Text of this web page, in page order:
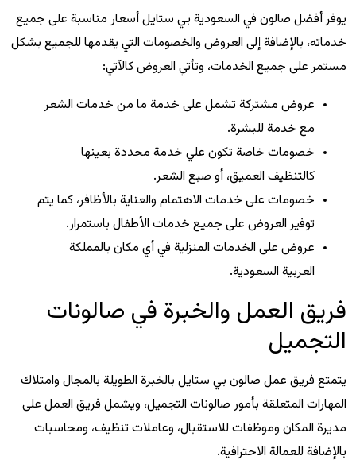
يوفر أفضل صالون في السعودية بي ستايل أسعار مناسبة على جميع
خدماته، بالإضافة إلى العروض والخصومات التي يقدمها للجميع بشكل
مستمر على جميع الخدمات، وتأتي العروض كالآتي:
عروض مشتركة تشمل على خدمة ما من خدمات الشعر
مع خدمة للبشرة.
خصومات خاصة تكون علي خدمة محددة بعينها
كالتنظيف العميق، أو صبغ الشعر.
خصومات على خدمات الاهتمام والعناية بالأظافر، كما يتم
توفير العروض على جميع خدمات الأطفال باستمرار.
عروض على الخدمات المنزلية في أي مكان بالمملكة
العربية السعودية.
فريق العمل والخبرة في صالونات
التجميل
يتمتع فريق عمل صالون بي ستايل بالخبرة الطويلة بالمجال وامتلاك
المهارات المتعلقة بأمور صالونات التجميل، ويشمل فريق العمل على
مديرة المكان وموظفات للاستقبال، وعاملات تنظيف، ومحاسبات
بالإضافة للعمالة الاحترافية.